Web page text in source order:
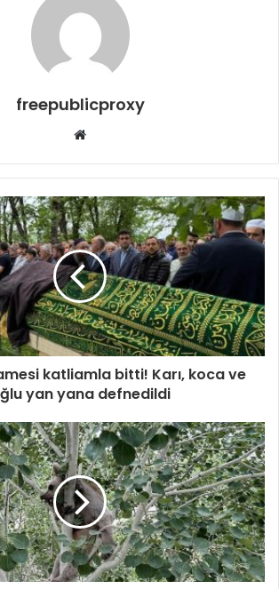
freepublicproxy
Web
katliamla bitti! Karı, koca ve
yan yana defnedildi